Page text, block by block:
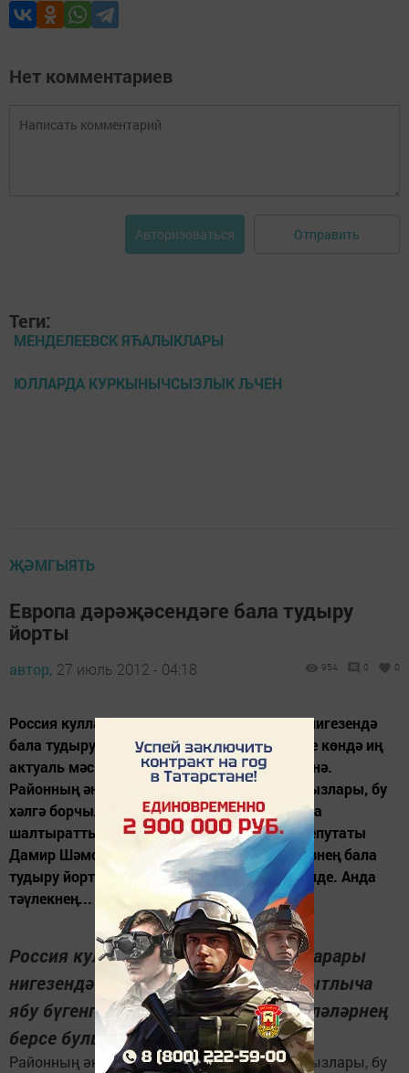
Нет комментариев
Авторизоваться Отправить
Теги:
МЕНДЕЛЕЕВСК ЯЋАЛЫКЛАРЫ
ЮЛЛАРДА КУРКЫНЫЧСЫЗЛЫК ЉЧЕН
ҖӘМГЫЯТЬ
Европа дәрәҗәсендәге бала тудыру
йорты
автор, 27 июль 2012 - 04:18 954 0 0
Россия кулланучылар күзәтчелеге карары нигезендә
бала тудыру йортын вакытлыча ябу бүгенге көндә иң
актуаль мәсьәләләрнең берсе булып исәпләнә.
Районның әни булырга әзерләнгән хатын-кызлары, бу
хәлгә борчылып, "кайнар линия" телефонына
шалтыраттылар һәм хәтта район Советы депутаты
Дамир Шәмсинга мөрәҗәгать иттеләр. - Безнең бала
тудыру йорты шәһәр уртасында урнашкан иде. Анда
тәүлекнең...
Россия кулланучылар күзәтчелеге карары
нигезендә бала тудыру йортын вакытлыча
ябу бүгенге көндә иң актуаль мәсьәләләрнең
берсе булып исәпләнә.
Районның әни булырга әзерләнгән хатын-кызлары, бу